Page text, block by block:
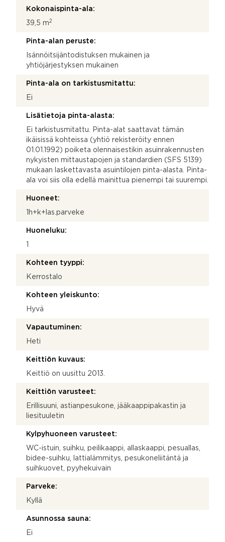
Kokonaispinta-ala:
39,5 m2
Pinta-alan peruste:
Isännöitsijäntodistuksen mukainen ja
yhtiöjärjestyksen mukainen
Pinta-ala on tarkistusmitattu:
Ei
Lisätietoja pinta-alasta:
Ei tarkistusmitattu. Pinta-alat saattavat tämän
ikäisissä kohteissa (yhtiö rekisteröity ennen
01.01.1992) poiketa olennaisestikin asuinrakennusten
nykyisten mittaustapojen ja standardien (SFS 5139)
mukaan laskettavasta asuintilojen pinta-alasta. Pinta-
ala voi siis olla edellä mainittua pienempi tai suurempi.
Huoneet:
1h+k+las.parveke
Huoneluku:
Kohteen tyyppi:
Kerrostalo
Kohteen yleiskunto:
Hyvä
Vapautuminen:
Heti
Keittiön kuvaus:
Keittiö on uusittu 2013.
Keittiön varusteet:
Erillisuuni, astianpesukone, jääkaappipakastin ja
liesituuletin
Kylpyhuoneen varusteet:
WC-istuin, suihku, peilikaappi, allaskaappi, pesuallas,
bidee-suihku, lattialämmitys, pesukoneliitäntä ja
suihkuovet, pyyhekuivain
Parveke:
Kyllä
Asunnossa sauna:
Ei